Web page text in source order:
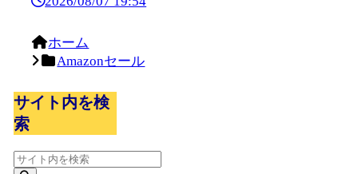
ホーム
Amazonセール
サイト内を検
索